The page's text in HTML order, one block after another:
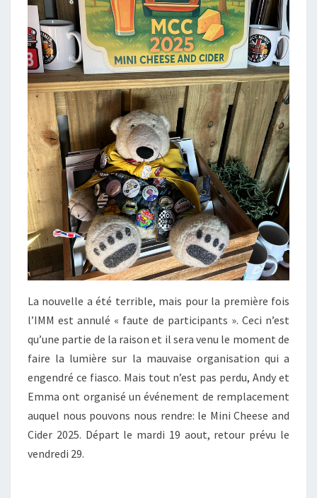
La nouvelle a été terrible, mais pour la première fois
l’IMM est annulé « faute de participants ». Ceci n’est
qu’une partie de la raison et il sera venu le moment de
faire la lumière sur la mauvaise organisation qui a
engendré ce fiasco. Mais tout n’est pas perdu, Andy et
Emma ont organisé un événement de remplacement
auquel nous pouvons nous rendre: le Mini Cheese and
Cider 2025. Départ le mardi 19 aout, retour prévu le
vendredi 29.